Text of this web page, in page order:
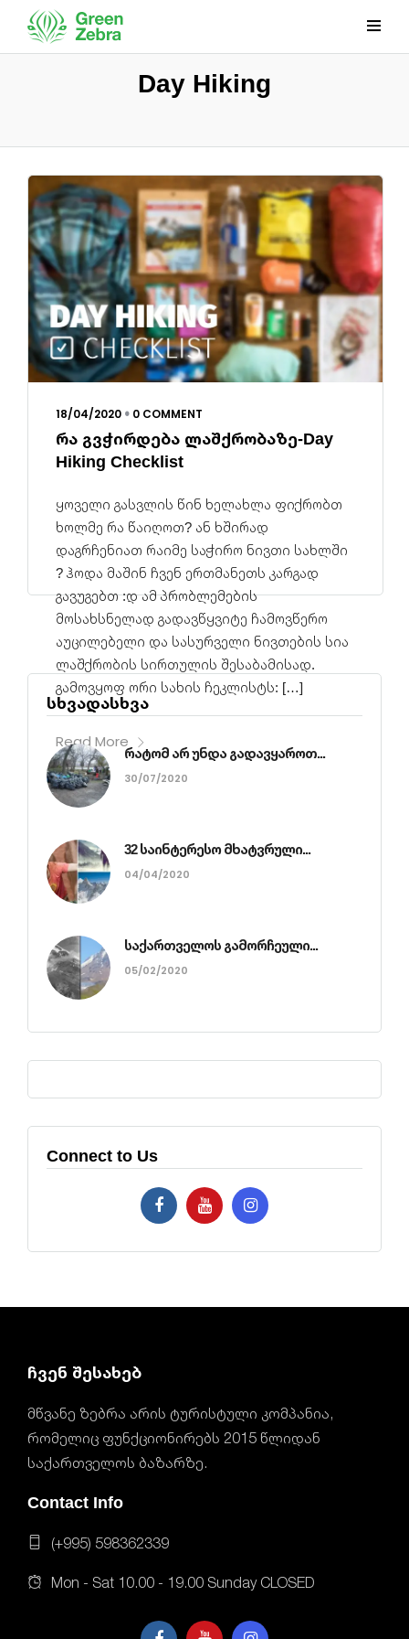
Day Hiking
18/04/2020 • 0 COMMENT
რა გვჭირდება ლაშქრობაზე-Day
Hiking Checklist
ყოველი გასვლის წინ ხელახლა ფიქრობთ
ხოლმე რა წაიღოთ? ან ხშირად
დაგრჩენიათ რაიმე საჭირო ნივთი სახლში
? ჰოდა მაშინ ჩვენ ერთმანეთს კარგად
გავუგებთ :დ ამ პრობლემების
მოსახსნელად გადავწყვიტე ჩამოვწერო
აუცილებელი და სასურველი ნივთების სია
ლაშქრობის სირთულის შესაბამისად.
გამოვყოფ ორი სახის ჩეკლისტს: […]
Read More
სხვადასხვა
რატომ არ უნდა გადავყაროთ...
30/07/2020
32 საინტერესო მხატვრული...
04/04/2020
საქართველოს გამორჩეული...
05/02/2020
Connect to Us
ჩვენ შესახებ
მწვანე ზებრა არის ტურისტული კომპანია,
რომელიც ფუნქციონირებს 2015 წლიდან
საქართველოს ბაზარზე.
Contact Info
(+995) 598362339
Mon - Sat 10.00 - 19.00 Sunday CLOSED